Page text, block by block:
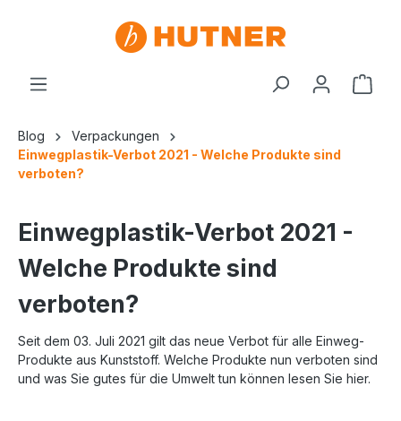
Blog
Verpackungen
Einwegplastik-Verbot 2021 - Welche Produkte sind
verboten?
Einwegplastik-Verbot 2021 -
Welche Produkte sind
verboten?
Seit dem 03. Juli 2021 gilt das neue Verbot für alle Einweg-
Produkte aus Kunststoff. Welche Produkte nun verboten sind
und was Sie gutes für die Umwelt tun können lesen Sie hier.